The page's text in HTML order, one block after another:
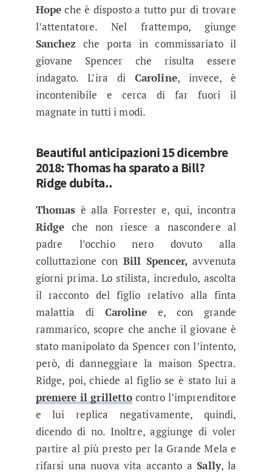
Hopeche è disposto a tutto pur di trovare
l’attentatore. Nel frattempo, giunge
Sanchez che porta in commissariato il
giovane Spencer che risulta essere
indagato. L’ira di Caroline, invece, è
incontenibile e cerca di far fuori il
magnate in tutti i modi.
Beautiful anticipazioni 15 dicembre
2018: Thomas ha sparato a Bill?
Ridge dubita..
Thomas è alla Forrester e, qui, incontra
Ridge che non riesce a nascondere al
padre l’occhio nero dovuto alla
colluttazione conBill Spencer, avvenuta
giorni prima. Lo stilista, incredulo, ascolta
il racconto del figlio relativo alla finta
malattia di Caroline e, con grande
rammarico, scopre che anche il giovane è
stato manipolato da Spencer con l’intento,
però, di danneggiare la maison Spectra.
Ridge, poi, chiede al figlio se è stato lui a
premere il grilletto contro l’imprenditore
e lui replica negativamente, quindi,
dicendo di no. Inoltre, aggiunge di voler
partire al più presto per la Grande Mela e
rifarsi una nuova vita accanto aSally, la